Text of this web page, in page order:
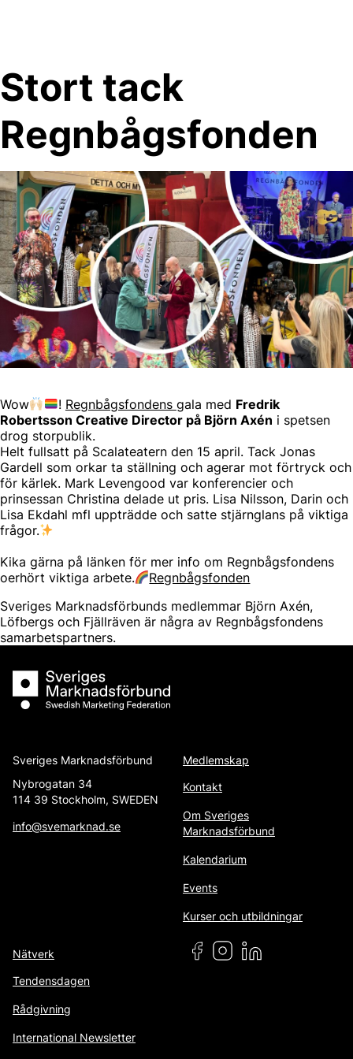
Stort tack
Regnbågsfonden
Wow ! Regnbågsfondens gala med Fredrik
Robertsson Creative Director på Björn Axén i spetsen
drog storpublik.
Helt fullsatt på Scalateatern den 15 april. Tack Jonas
Gardell som orkar ta ställning och agerar mot förtryck och
för kärlek. Mark Levengood var konferencier och
prinsessan Christina delade ut pris. Lisa Nilsson, Darin och
Lisa Ekdahl mfl uppträdde och satte stjärnglans på viktiga
frågor.
Kika gärna på länken för mer info om Regnbågsfondens
oerhört viktiga arbete.
Regnbågsfonden
Sveriges Marknadsförbunds medlemmar Björn Axén,
Löfbergs och Fjällräven är några av Regnbågsfondens
samarbetspartners.
Sveriges Marknadsförbund
Sveriges Marknadsförbund
Nybrogatan 34
114 39 Stockholm, SWEDEN
info@svemarknad.se
Medlemskap
Kontakt
Om Sveriges
Marknadsförbund
Kalendarium
Events
Kurser och utbildningar
Nätverk
Tendensdagen
Rådgivning
International Newsletter